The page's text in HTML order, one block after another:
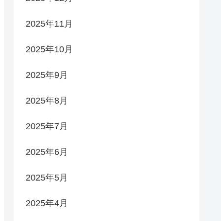
2025年11月
2025年10月
2025年9月
2025年8月
2025年7月
2025年6月
2025年5月
2025年4月